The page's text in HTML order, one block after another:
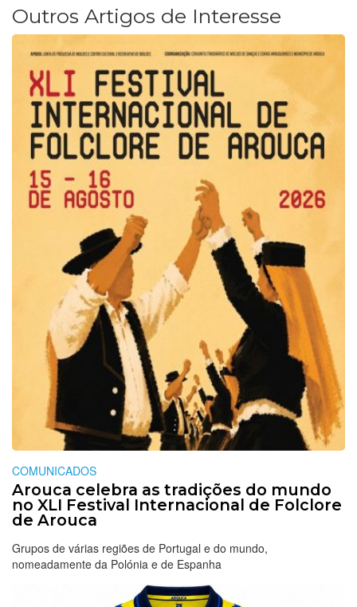
Outros Artigos de Interesse
COMUNICADOS
Arouca celebra as tradições do mundo
no XLI Festival Internacional de Folclore
de Arouca
Grupos de várias regiões de Portugal e do mundo,
nomeadamente da Polónia e de Espanha